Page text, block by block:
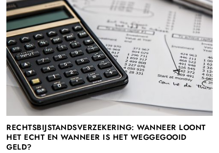
RECHTSBIJSTANDSVERZEKERING: WANNEER LOONT
HET ECHT EN WANNEER IS HET WEGGEGOOID
GELD?